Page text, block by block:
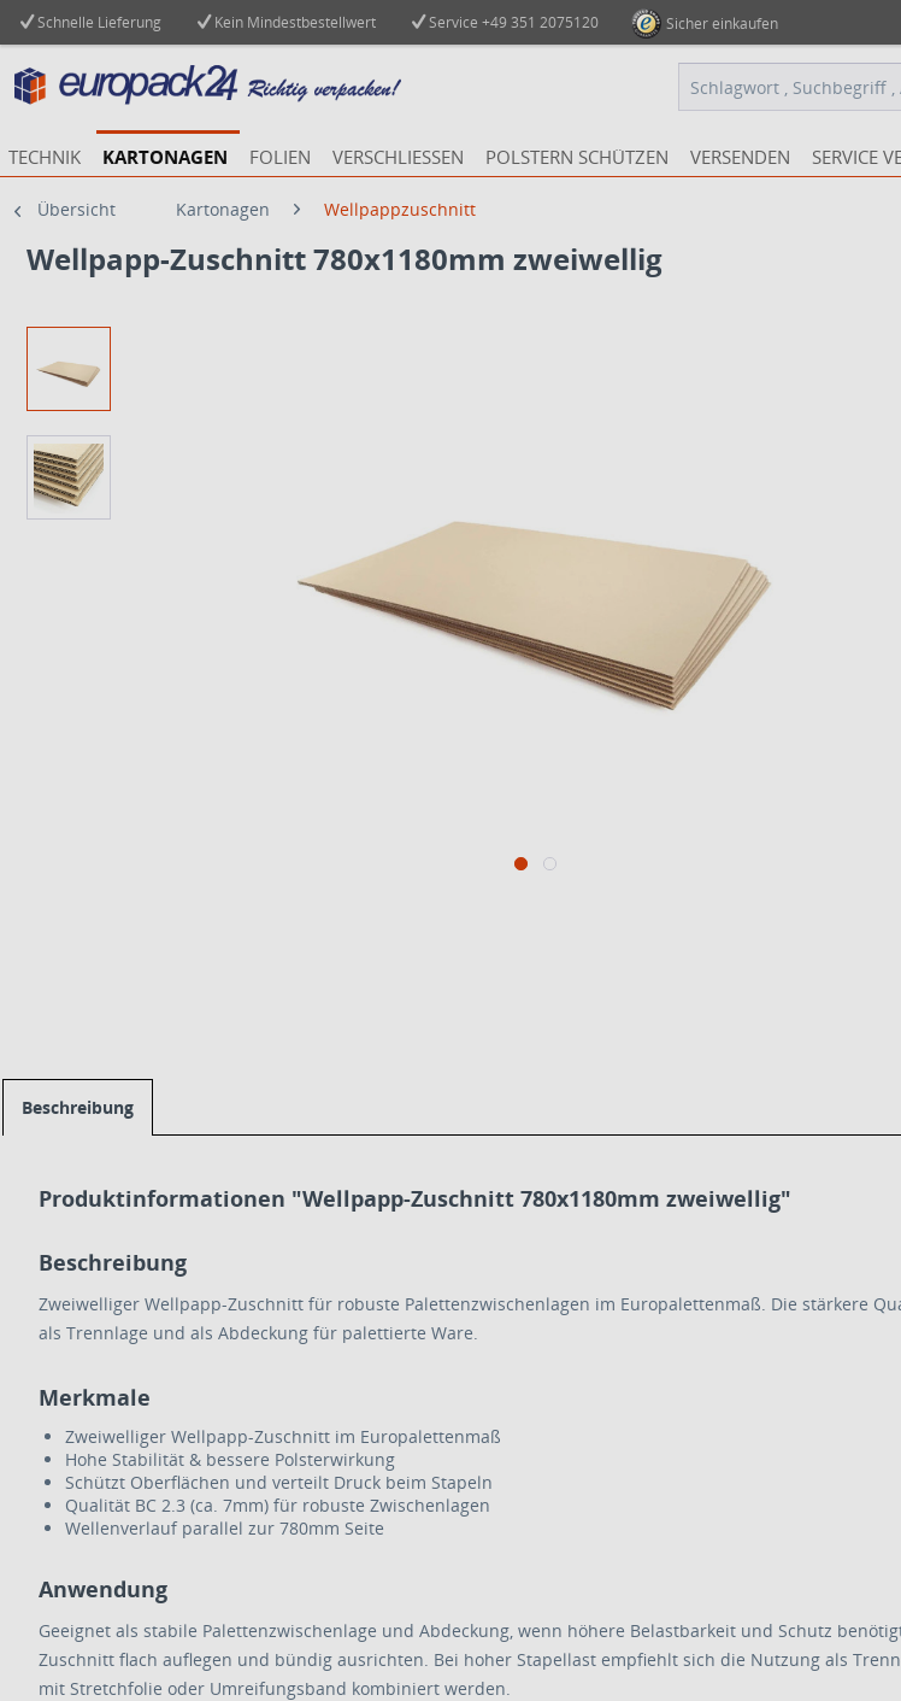
Schnelle Lieferung Kein Mindestbestellwert Service +49 351 2075120 Sicher einkaufen
TECHNIK KARTONAGEN FOLIEN VERSCHLIESSEN POLSTERN SCHÜTZEN VERSENDEN SERVICE
Übersicht Kartonagen Wellpappzuschnitt
Wellpapp-Zuschnitt 780x1180mm zweiwellig
Beschreibung
Produktinformationen "Wellpapp-Zuschnitt 780x1180mm zweiwellig"
Beschreibung
Zweiwelliger Wellpapp-Zuschnitt für robuste Palettenzwischenlagen im Europalettenmaß. Die stärkere
als Trennlage und als Abdeckung für palettierte Ware.
Merkmale
Zweiwelliger Wellpapp-Zuschnitt im Europalettenmaß
Hohe Stabilität & bessere Polsterwirkung
Schützt Oberflächen und verteilt Druck beim Stapeln
Qualität BC 2.3 (ca. 7mm) für robuste Zwischenlagen
Wellenverlauf parallel zur 780mm Seite
Anwendung
Geeignet als stabile Palettenzwischenlage und Abdeckung, wenn höhere Belastbarkeit und Schutz
Zuschnitt flach auflegen und bündig ausrichten. Bei hoher Stapellast empfiehlt sich die Nutzung als
mit Stretchfolie oder Umreifungsband kombiniert werden.